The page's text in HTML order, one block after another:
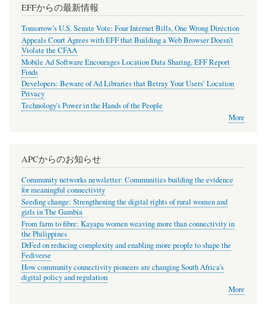
EFFからの最新情報
Tomorrow’s U.S. Senate Vote: Four Internet Bills, One Wrong Direction
Appeals Court Agrees with EFF that Building a Web Browser Doesn’t
Violate the CFAA
Mobile Ad Software Encourages Location Data Sharing, EFF Report
Finds
Developers: Beware of Ad Libraries that Betray Your Users’ Location
Privacy
Technology's Power in the Hands of the People
More
APCからのお知らせ
Community networks newsletter: Communities building the evidence
for meaningful connectivity
Seeding change: Strengthening the digital rights of rural women and
girls in The Gambia
From farm to fibre: Kayapa women weaving more than connectivity in
the Philippines
DrFed on reducing complexity and enabling more people to shape the
Fediverse
How community connectivity pioneers are changing South Africa’s
digital policy and regulation
More